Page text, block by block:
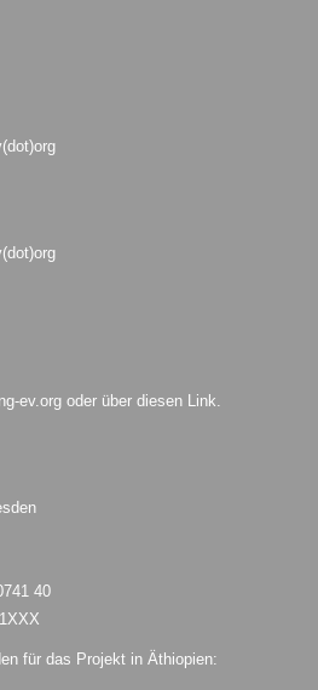
ev.org oder über diesen Link.
40
für das Projekt in Äthiopien: